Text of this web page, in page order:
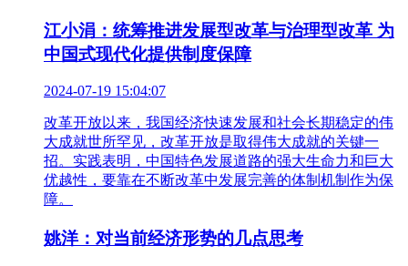
江小涓：统筹推进发展型改革与治理型改革 为
中国式现代化提供制度保障
2024-07-19 15:04:07
改革开放以来，我国经济快速发展和社会长期稳定的伟
大成就世所罕见，改革开放是取得伟大成就的关键一
招。实践表明，中国特色发展道路的强大生命力和巨大
优越性，要靠在不断改革中发展完善的体制机制作为保
障。
姚洋：对当前经济形势的几点思考